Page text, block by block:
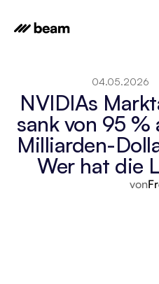
04.05.2026
NVIDIAs
sank von 95 %
Milliarden-
Wer hat die
von